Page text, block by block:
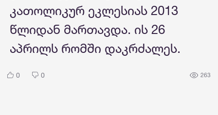
კათოლიკურ ეკლესიას 2013
წლიდან მართავდა. ის 26
აპრილს რომში დაკრძალეს.
0 0 263